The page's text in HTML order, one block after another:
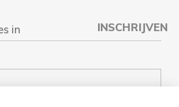
INSCHRIJVEN